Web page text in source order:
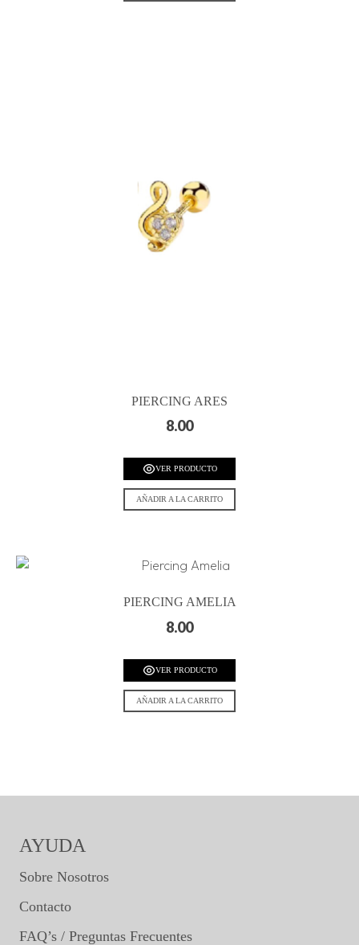
PIERCING ARES
8.00
VER PRODUCTO
AÑADIR A LA CARRITO
PIERCING AMELIA
8.00
VER PRODUCTO
AÑADIR A LA CARRITO
AYUDA
Sobre Nosotros
Contacto
FAQ’s / Preguntas Frecuentes